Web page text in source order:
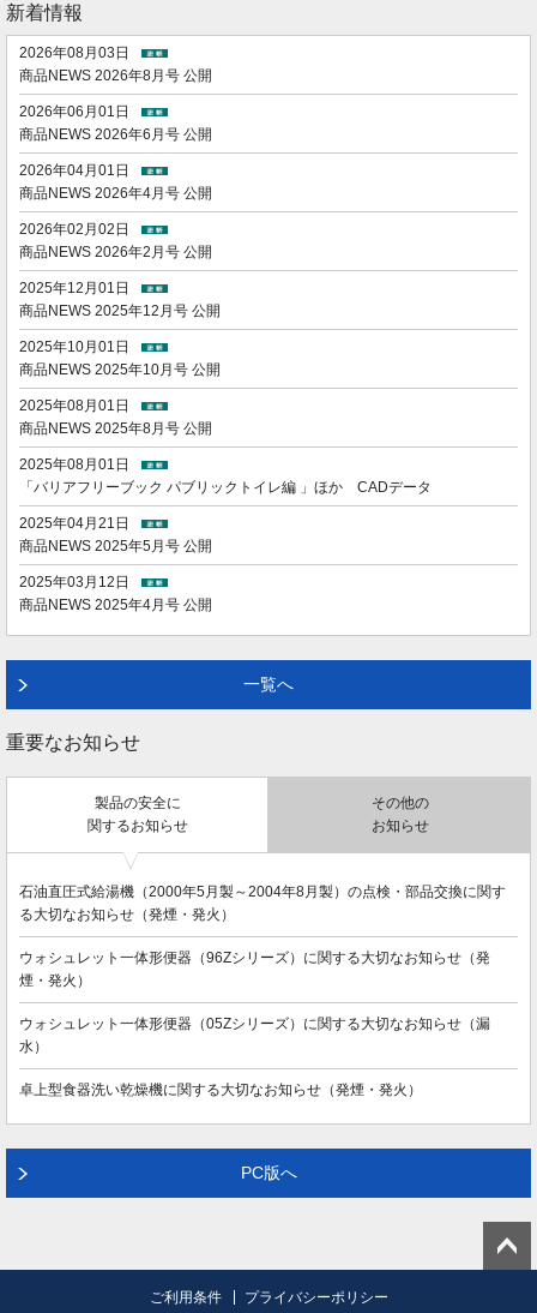
新着情報
2026年08月03日
商品NEWS 2026年8月号 公開
2026年06月01日
商品NEWS 2026年6月号 公開
2026年04月01日
商品NEWS 2026年4月号 公開
2026年02月02日
商品NEWS 2026年2月号 公開
2025年12月01日
商品NEWS 2025年12月号 公開
2025年10月01日
商品NEWS 2025年10月号 公開
2025年08月01日
商品NEWS 2025年8月号 公開
2025年08月01日
「バリアフリーブック パブリックトイレ編 」ほか CADデータ
2025年04月21日
商品NEWS 2025年5月号 公開
2025年03月12日
商品NEWS 2025年4月号 公開
一覧へ
重要なお知らせ
製品の安全に
関するお知らせ
その他の
お知らせ
石油直圧式給湯機（2000年5月製～2004年8月製）の点検・部品交換に関す
る大切なお知らせ（発煙・発火）
ウォシュレット一体形便器（96Zシリーズ）に関する大切なお知らせ（発
煙・発火）
ウォシュレット一体形便器（05Zシリーズ）に関する大切なお知らせ（漏
水）
卓上型食器洗い乾燥機に関する大切なお知らせ（発煙・発火）
PC版へ
ご利用条件 プライバシーポリシー